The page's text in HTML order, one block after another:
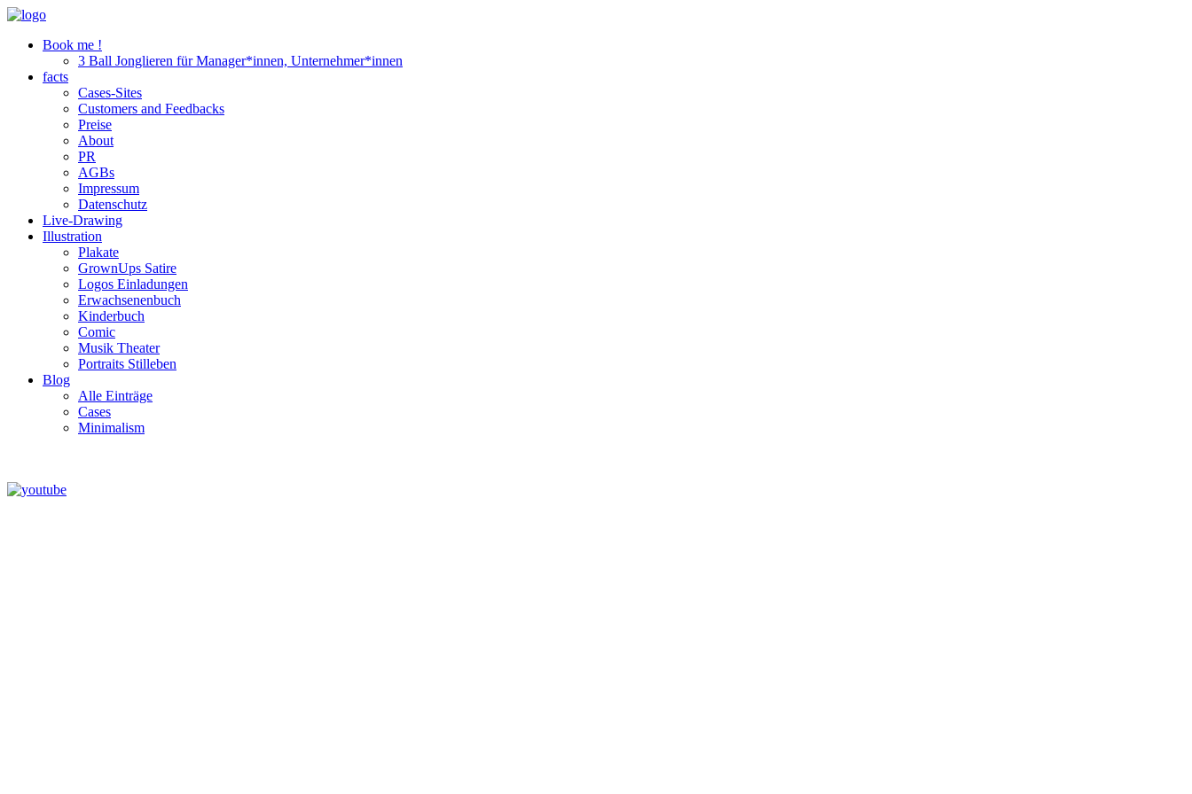
Book me !
3 Ball Jonglieren für Manager*innen, Unternehmer*innen
facts
Cases-Sites
Customers and Feedbacks
Preise
About
PR
AGBs
Impressum
Datenschutz
Live-Drawing
Illustration
Plakate
GrownUps Satire
Logos Einladungen
Erwachsenenbuch
Kinderbuch
Comic
Musik Theater
Portraits Stilleben
Blog
Alle Einträge
Cases
Minimalism